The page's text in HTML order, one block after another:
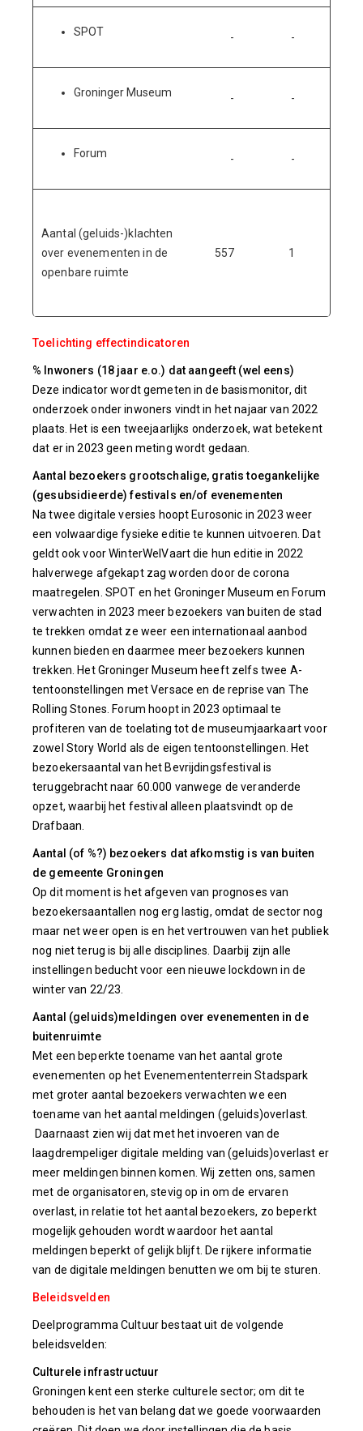
SPOT - -
Groninger Museum - -
Forum - -
Aantal (geluids-)klachten
over evenementen in de
openbare ruimte
557 1
Toelichting effectindicatoren
% Inwoners (18 jaar e.o.) dat aangeeft (wel eens)
Deze indicator wordt gemeten in de basismonitor, dit
onderzoekonder inwoners vindt in het najaar van 2022
plaats. Het is een tweejaarlijks onderzoek, wat betekent
dat er in 2023 geen meting wordt gedaan.
Aantal bezoekers grootschalige, gratis toegankelijke
(gesubsidieerde) festivals en/of evenementen
Na twee digitale versies hoopt Eurosonic in 2023 weer
een volwaardige fysieke editie te kunnen uitvoeren. Dat
geldt ook voor WinterWelVaart die hun editie in 2022
halverwege afgekapt zag worden door de corona
maatregelen. SPOT en het Groninger Museum en Forum
verwachten in 2023 meer bezoekers van buiten de stad
te trekken omdat ze weer een internationaal aanbod
kunnen bieden en daarmee meer bezoekers kunnen
trekken. Het Groninger Museum heeft zelfs twee A-
tentoonstellingen met Versace en de reprise van The
Rolling Stones. Forum hoopt in 2023 optimaal te
profiteren van de toelating tot de museumjaarkaart voor
zowel Story World als de eigen tentoonstellingen. Het
bezoekersaantal van het Bevrijdingsfestival is
teruggebracht naar 60.000 vanwege de veranderde
opzet, waarbij het festival alleen plaatsvindt op de
Drafbaan.
Aantal (of %?) bezoekers dat afkomstig is van buiten
de gemeente Groningen
Op dit moment is het afgeven van prognoses van
bezoekersaantallen nog erg lastig, omdat de sector nog
maar net weer open is en het vertrouwen van het publiek
nog niet terug is bij alle disciplines. Daarbij zijn alle
instellingen beducht voor een nieuwe lockdown in de
winter van 22/23.
Aantal (geluids)meldingen over evenementen in de
buitenruimte
Met een beperkte toename van het aantal grote
evenementen op het Evenemententerrein Stadspark
met groter aantal bezoekers verwachten we een
toename van het aantal meldingen (geluids)overlast.
Daarnaast zien wij dat met het invoeren van de
laagdrempeliger digitale melding van (geluids)overlast er
meer meldingen binnen komen. Wij zetten ons, samen
met de organisatoren, stevig op in om de ervaren
overlast, in relatie tot het aantal bezoekers, zo beperkt
mogelijk gehouden wordt waardoor het aantal
meldingen beperkt of gelijk blijft. De rijkere informatie
van de digitale meldingen benutten we om bij te sturen.
Beleidsvelden
Deelprogramma Cultuur bestaat uit de volgende
beleidsvelden:
Culturele infrastructuur
Groningen kent een sterke culturele sector; om dit te
behouden is het van belang dat we goede voorwaarden